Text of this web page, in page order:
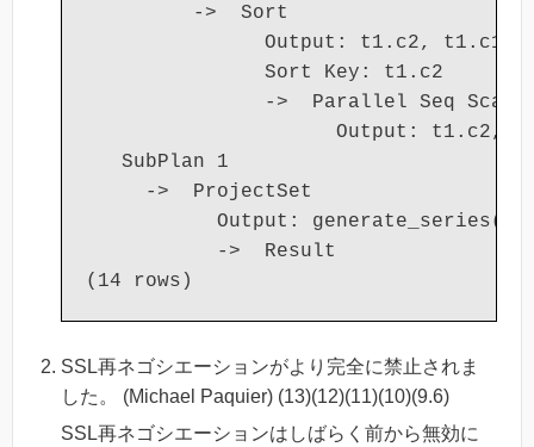
         ->  Sort
               Output: t1.c2, t1.c1
               Sort Key: t1.c2
->  Parallel Seq Scan
Output: t1.c2,
   SubPlan 1
     ->  ProjectSet
Output: generate_series(1,
           ->  Result
SSL再ネゴシエーションがより完全に禁止されま
した。 (Michael Paquier) (13)(12)(11)(10)(9.6)
SSL再ネゴシエーションはしばらく前から無効に